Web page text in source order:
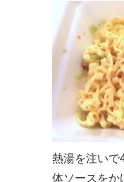
熱湯を注いで
体ソースをか